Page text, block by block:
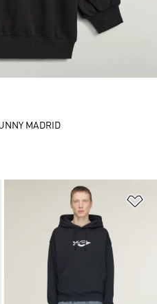
à la Liste de produits
MADRID